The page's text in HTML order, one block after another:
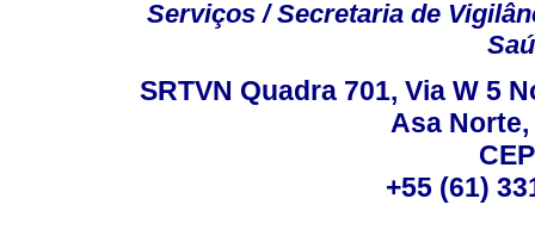
Serviços / Secretaria de
SRTVN Quadra 701, Via W 5
Asa
+55 (61)